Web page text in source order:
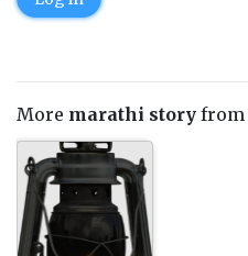
More marathi story from